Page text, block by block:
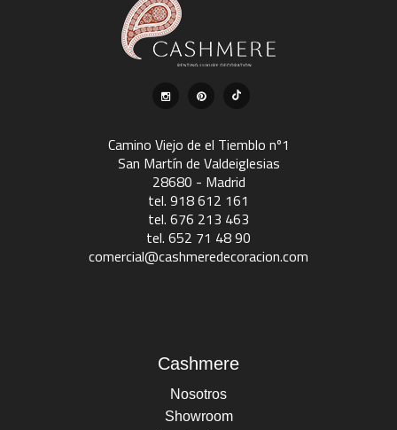
Camino Viejo de el Tiemblo nº1
San Martín de Valdeiglesias
28680 - Madrid
tel. 918 612 161
tel. 676 213 463
tel. 652 71 48 90
comercial@cashmeredecoracion.com
Cashmere
Nosotros
Showroom